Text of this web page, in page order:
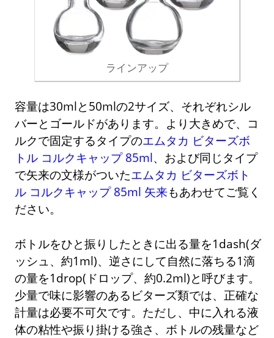
ラインアップ
容量は30mlと50mlの2サイズ、それぞれシル
バーとゴールドがあります。より大きめで、コ
ルクで固定するタイプのエムタカ ビターズボ
トル コルクキャップ 85ml、および同じタイプ
で矢来の文様がついたエムタカ ビターズボト
ル コルクキャップ 85ml 矢来もあわせてご覧く
ださい。
ボトルをひと振りしたときに出る量を1dash(ダ
ッシュ、約1ml)、逆さにして自然に落ちる1滴
の量を1drop(ドロップ、約0.2ml)と呼びます。
少量で味に影響のあるビターズ類では、正確な
計量は必要不可欠です。ただし、中に入れる液
体の粘性や振り掛ける強さ、ボトルの残量など